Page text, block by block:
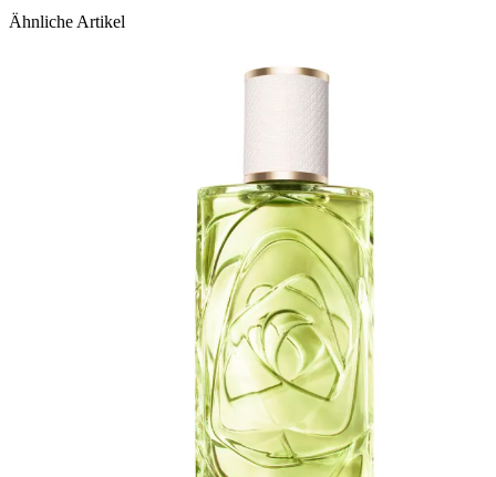
Ähnliche Artikel